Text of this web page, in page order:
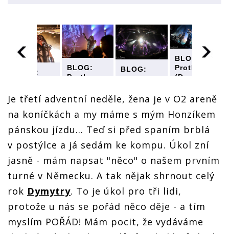
BLOG:
Turné po
Německu
nás
dovedlo k
že jsme
země
bigbítu
zaslíbená
BLOG:
Protheus
Turné po
Německu
nás
poznání,
že jsme
země
bigbítu
BLOG:
Turné po
Německu
nás
dovedlo k
poznání,
že jsme
bigbítu
zaslíbená
BLOG:
Protheus
(Dymytry):
Německu
nás
dovedlo k
že jsme
země
bigbítu
zaslíbená
Je třetí adventní neděle, žena je v O2 areně
na koníčkách a my máme s mým Honzíkem
pánskou jízdu... Teď si před spaním brblá
v postýlce a já sedám ke kompu. Úkol zní
jasně - mám napsat "něco" o našem prvním
turné v Německu. A tak nějak shrnout celý
rok Dymytry. To je úkol pro tři lidi,
protože u nás se pořád něco děje - a tím
myslím POŘÁD! Mám pocit, že vydáváme